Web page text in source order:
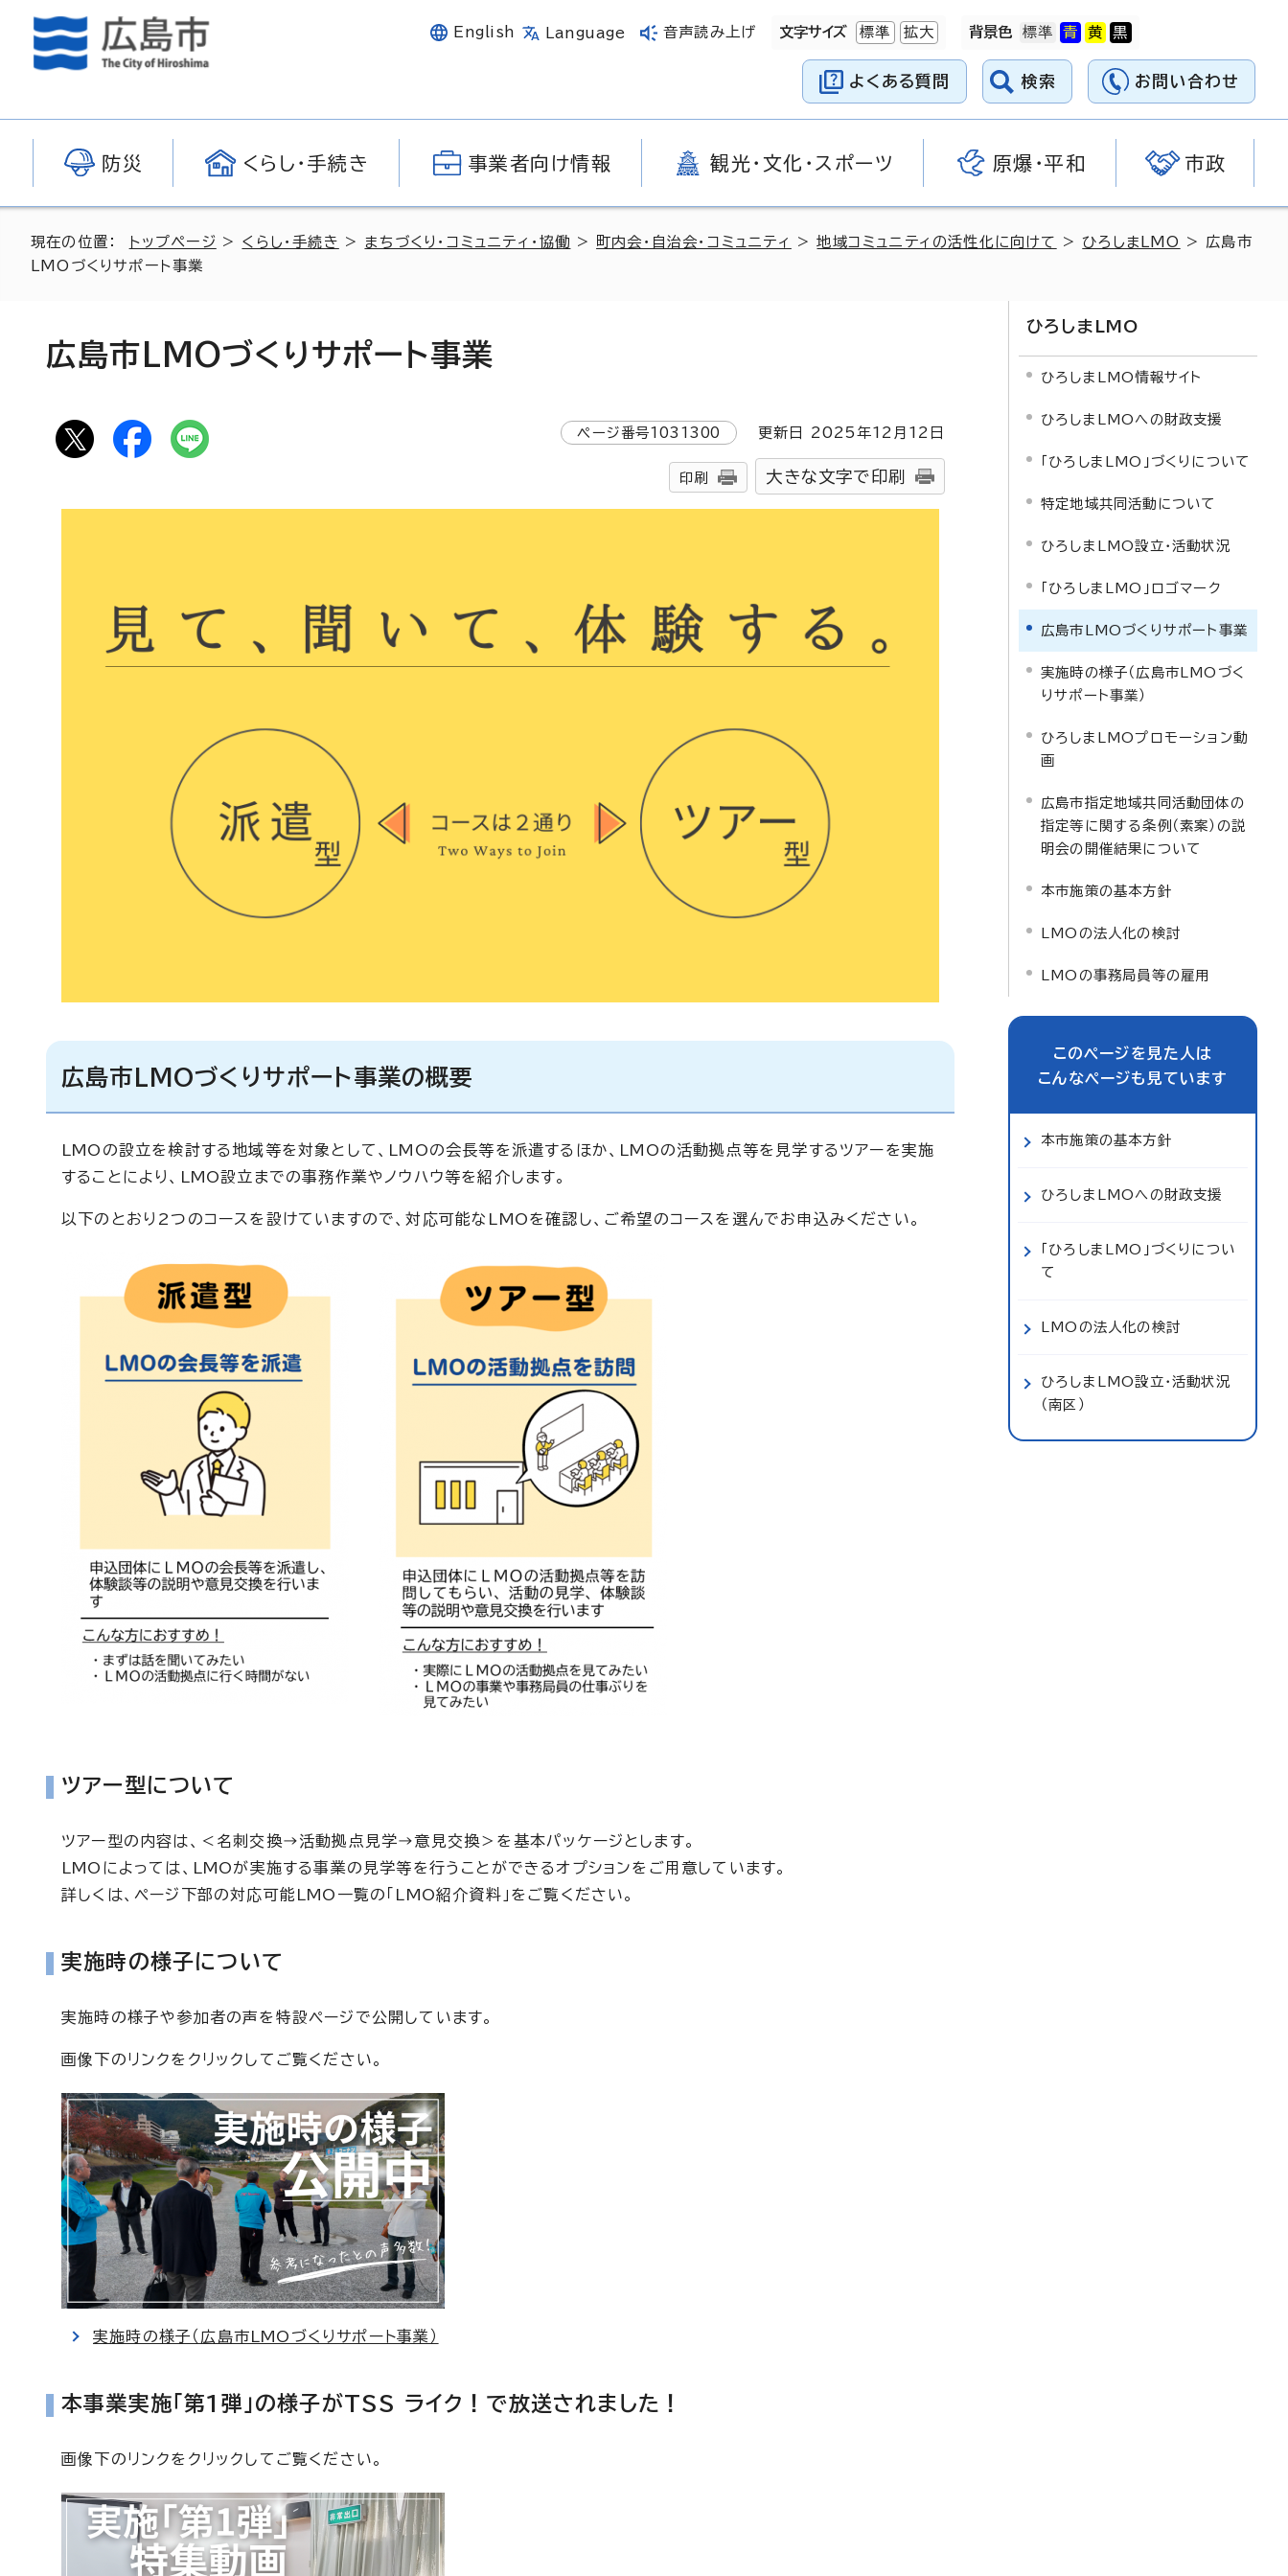
English Language 音声読み上げ 文字サイズ 標準 拡大 背景色
よくある質問 検索 お問い合わせ
防災 くらし・手続き 事業者向け情報 観光・文化・スポーツ 原爆・平和 市政
現在の位置： トップページ > くらし・手続き > まちづくり・コミュニティ・協働 > 町内会・自治会・コミュニティ >地域コミュニティの活性化に向けて >ひろしまLMO
> 広島市
LMOづくりサポート事業
広島市LMOづくりサポート事業
ページ番号1031300 更新日 2025 年12 月 12 日
印刷 大きな文字で印刷
広島市LMOづくりサポート事業の概要
LMOの設立を検討する地域等を対象として、LMOの会長等を派遣するほか、LMOの活動拠点等を見学するツアーを実施
することにより、LMO設立までの事務作業やノウハウ等を紹介します。
以下のとおり2つのコースを設けていますので、対応可能なLMOを確認し、ご希望のコースを選んでお申込みください。
ツアー型について
ツアー型の内容は、＜名刺交換→活動拠点見学→意見交換＞を基本パッケージとします。
LMOによっては、LMOが実施する事業の見学等を行うことができるオプションをご用意しています。
詳しくは、ページ下部の対応可能LMO一覧の「LMO紹介資料」をご覧ください。
実施時の様子について
実施時の様子や参加者の声を特設ページで公開しています。
画像下のリンクをクリックしてご覧ください。
実施時の様子（広島市LMOづくりサポート事業）
本事業実施「第1弾」の様子がTSS ライク！で放送されました！
画像下のリンクをクリックしてご覧ください。
ひろしまLMO
ひろしまLMO情報サイト
ひろしまLMOへの財政支援
「ひろしまLMO」づくりについて
特定地域共同活動について
ひろしまLMO設立・活動状況
「ひろしまLMO」ロゴマーク
広島市LMOづくりサポート事業
実施時の様子（広島市LMOづく
りサポート事業）
ひろしまLMOプロモーション動
画
広島市指定地域共同活動団体の
指定等に関する条例（素案）の説
明会の開催結果について
本市施策の基本方針
LMOの法人化の検討
LMOの事務局員等の雇用
このページを見た人は
こんなページも見ています
本市施策の基本方針
ひろしまLMOへの財政支援
「ひろしまLMO」づくりについ
て
LMOの法人化の検討
ひろしまLMO設立・活動状況
（南区）